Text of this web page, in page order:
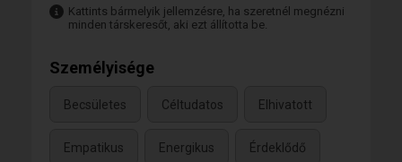
Kattints bármelyik jellemzésre, ha szeretnél megnézni
minden társkeresőt, aki ezt állította be.
Személyisége
Becsületes Céltudatos Elhivatott
Empatikus Energikus Érdeklődő